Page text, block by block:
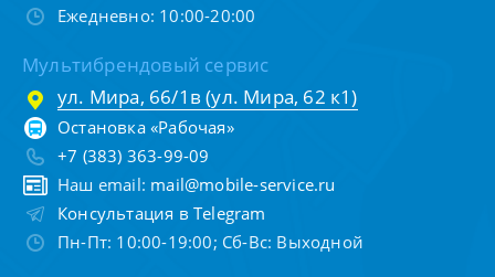
Ежедневно: 10:00-20:00
Мультибрендовый сервис
ул. Мира, 66/1в (ул. Мира, 62 к1)
Остановка «Рабочая»
+7 (383) 363-99-09
Наш email: mail@mobile-service.ru
Консультация в Telegram
Пн-Пт: 10:00-19:00; Сб-Вс: Выходной